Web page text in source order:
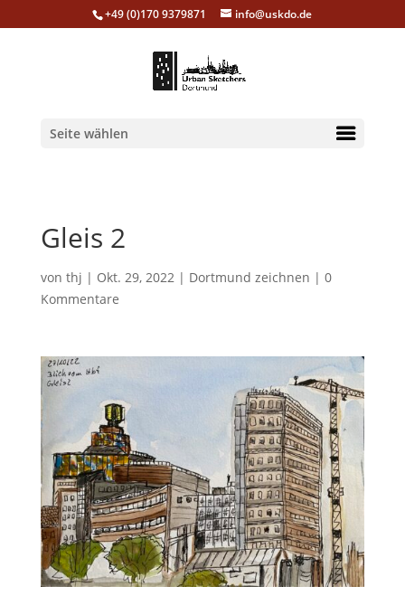
+49 (0)170 9379871 info@uskdo.de
Seite wählen
Gleis 2
von thj | Okt. 29, 2022| Dortmund zeichnen | 0
Kommentare